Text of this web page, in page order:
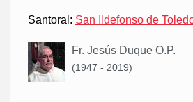
Santoral: San Ildefonso de
Fr. Jesús Duque O.P.
(1947 - 2019)